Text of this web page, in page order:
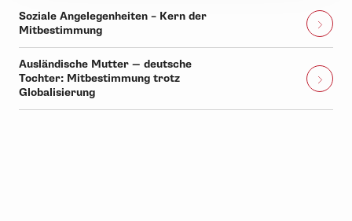
Soziale Angelegenheiten – Kern der
Mitbestimmung
Ausländische Mutter — deutsche
Tochter: Mitbestimmung trotz
Globalisierung